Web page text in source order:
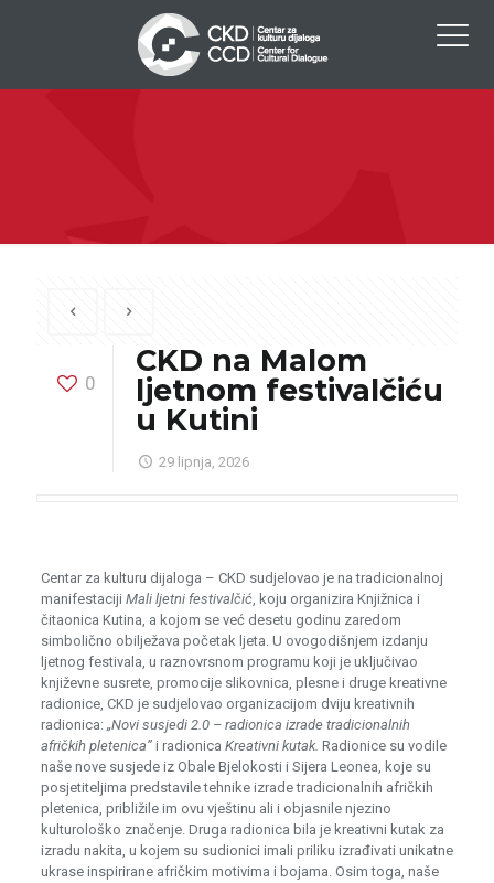
0
CKD na Malom
ljetnom festivalčiću
u Kutini
29 lipnja, 2026
Centar za kulturu dijaloga – CKD sudjelovao je na tradicionalnoj
manifestaciji Mali ljetni festivalčić, koju organizira Knjižnica i
čitaonica Kutina, a kojom se već desetu godinu zaredom
simbolično obilježava početak ljeta. U ovogodišnjem izdanju
ljetnog festivala, u raznovrsnom programu koji je uključivao
književne susrete, promocije slikovnica, plesne i druge kreativne
radionice, CKD je sudjelovao organizacijom dviju kreativnih
radionica: „Novi susjedi 2.0 – radionica izrade tradicionalnih
afričkih pletenica” i radionica Kreativni kutak. Radionice su vodile
naše nove susjede iz Obale Bjelokosti i Sijera Leonea, koje su
posjetiteljima predstavile tehnike izrade tradicionalnih afričkih
pletenica, približile im ovu vještinu ali i objasnile njezino
kulturološko značenje. Druga radionica bila je kreativni kutak za
izradu nakita, u kojem su sudionici imali priliku izrađivati unikatne
ukrase inspirirane afričkim motivima i bojama. Osim toga, naše